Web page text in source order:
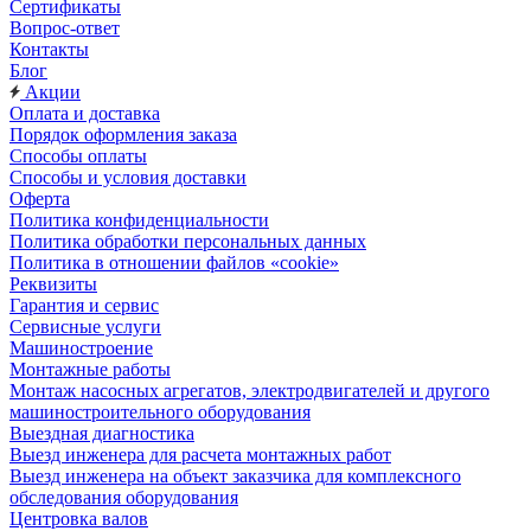
Сертификаты
Вопрос-ответ
Контакты
Блог
Акции
Оплата и доставка
Порядок оформления заказа
Способы оплаты
Способы и условия доставки
Оферта
Политика конфиденциальности
Политика обработки персональных данных
Политика в отношении файлов «cookie»
Реквизиты
Гарантия и сервис
Сервисные услуги
Машиностроение
Монтажные работы
Монтаж насосных агрегатов, электродвигателей и другого
машиностроительного оборудования
Выездная диагностика
Выезд инженера для расчета монтажных работ
Выезд инженера на объект заказчика для комплексного
обследования оборудования
Центровка валов